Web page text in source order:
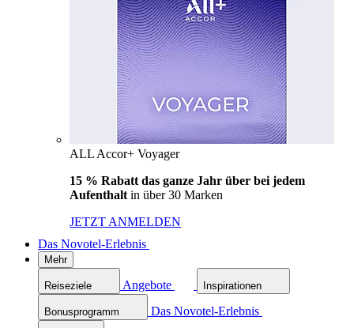
ALL Accor+ Voyager
15 % Rabatt das ganze Jahr über bei jedem
Aufenthalt in über 30 Marken
JETZT ANMELDEN
Das Novotel-Erlebnis
Mehr
Reiseziele Angebote Inspirationen
Bonusprogramm Das Novotel-Erlebnis